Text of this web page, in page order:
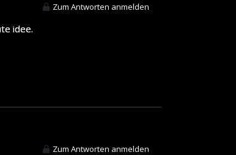
Zum Antworten anmelden
idee.
Zum Antworten anmelden